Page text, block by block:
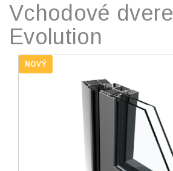
Vchodové dvere
Evolution
NOVÝ